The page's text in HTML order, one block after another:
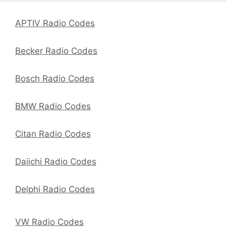
APTIV Radio Codes
Becker Radio Codes
Bosch Radio Codes
BMW Radio Codes
Citan Radio Codes
Daiichi Radio Codes
Delphi Radio Codes
VW Radio Codes